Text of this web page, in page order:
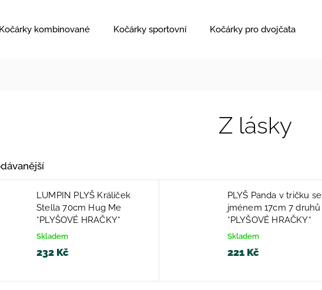
Kočárky kombinované Kočárky sportovní Kočárky pro dvojčata
Z lásky
LUMPIN PLYŠ Králíček
Stella 70cm Hug Me
*PLYŠOVÉ HRAČKY*
Skladem
232 Kč
PLYŠ Panda v tričku se
jménem 17cm 7 druhů
*PLYŠOVÉ HRAČKY*
Skladem
221 Kč